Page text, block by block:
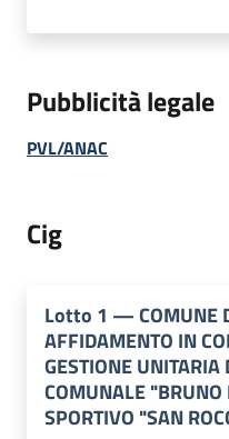
Pubblicità legale
PVL/ANAC
Cig
Lotto 1 —COMUNE
AFFIDAMENTO IN
GESTIONE UNITARIA
COMUNALE "BRUNO
SPORTIVO "SAN